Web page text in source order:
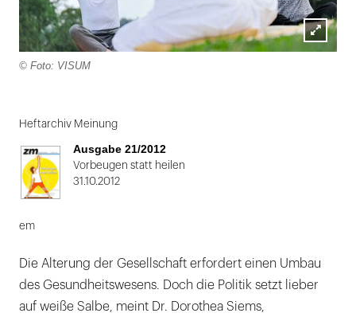
Lightbox
© Foto: VISUM
1
von
2
Heftarchiv Meinung
Ausgabe 21/2012
Vorbeugen statt heilen
31.10.2012
em
Die Alterung der Gesellschaft erfordert einen Umbau
des Gesundheitswesens. Doch die Politik setzt lieber
auf weiße Salbe, meint Dr. Dorothea Siems,